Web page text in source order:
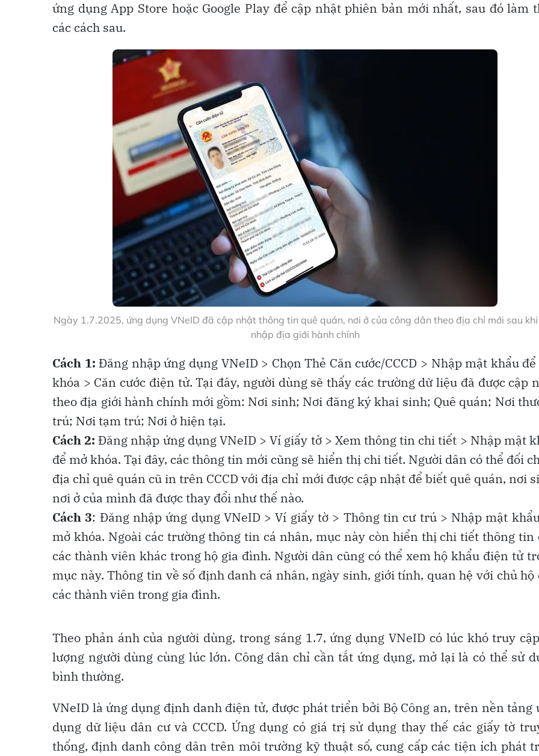
ứng dụng App Store hoặc Google Play để cập nhật phiên bản mới nhất, sau đó làm
các cách sau.
Ngày 1.7.2025, ứng dụng VNeID đã cập nhật thông tin quê quán, nơi ở của công dân theo địa chỉ mới sau
nhập địa giới hành chính
Cách 1: Đăng nhập ứng dụng VNeID > Chọn Thẻ Căn cước/CCCD > Nhập mật khẩu
khóa > Căn cước điện tử. Tại đây, người dùng sẽ thấy các trường dữ liệu đã được cập
theo địa giới hành chính mới gồm: Nơi sinh; Nơi đăng ký khai sinh; Quê quán; Nơi
trú; Nơi tạm trú; Nơi ở hiện tại.
Cách 2: Đăng nhập ứng dụng VNeID > Ví giấy tờ > Xem thông tin chi tiết > Nhập mật
để mở khóa. Tại đây, các thông tin mới cũng sẽ hiển thị chi tiết. Người dân có thể đối
địa chỉ quê quán cũ in trên CCCD với địa chỉ mới được cập nhật để biết quê quán, nơi
nơi ở của mình đã được thay đổi như thế nào.
Cách 3: Đăng nhập ứng dụng VNeID > Ví giấy tờ > Thông tin cư trú > Nhập mật
mở khóa. Ngoài các trường thông tin cá nhân, mục này còn hiển thị chi tiết thông tin
các thành viên khác trong hộ gia đình. Người dân cũng có thể xem hộ khẩu điện tử
mục này. Thông tin về số định danh cá nhân, ngày sinh, giới tính, quan hệ với chủ hộ
các thành viên trong gia đình.
Theo phản ánh của người dùng, trong sáng 1.7, ứng dụng VNeID có lúc khó truy
lượng người dùng cùng lúc lớn. Công dân chỉ cần tắt ứng dụng, mở lại là có thể sử
bình thường.
VNeID là ứng dụng định danh điện tử, được phát triển bởi Bộ Công an, trên nền tảng
dụng dữ liệu dân cư và CCCD. Ứng dụng có giá trị sử dụng thay thế các giấy tờ
thống, định danh công dân trên môi trường kỹ thuật số, cung cấp các tiện ích phát